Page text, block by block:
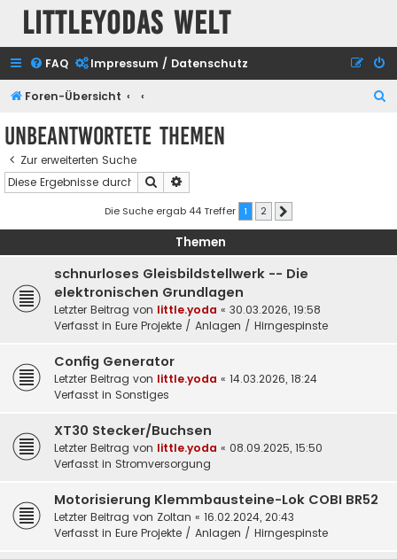
Littleyodas Welt
FAQ Impressum / Datenschutz
Foren-Übersicht
Unbeantwortete Themen
Zur erweiterten Suche
Suche
Die Suche ergab 44 Treffer 1 2
Themen
schnurloses Gleisbildstellwerk -- Die
elektronischen Grundlagen
Letzter Beitrag von little.yoda « 30.03.2026, 19:58
Verfasst in Eure Projekte / Anlagen / Hirngespinste
Config Generator
Letzter Beitrag von little.yoda « 14.03.2026, 18:24
Verfasst in Sonstiges
XT30 Stecker/Buchsen
Letzter Beitrag von little.yoda « 08.09.2025, 15:50
Verfasst in Stromversorgung
Motorisierung Klemmbausteine-Lok COBI BR52
Letzter Beitrag von Zoltan « 16.02.2024, 20:43
Verfasst in Eure Projekte / Anlagen / Hirngespinste